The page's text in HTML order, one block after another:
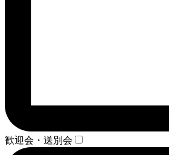
歓迎会・送別会